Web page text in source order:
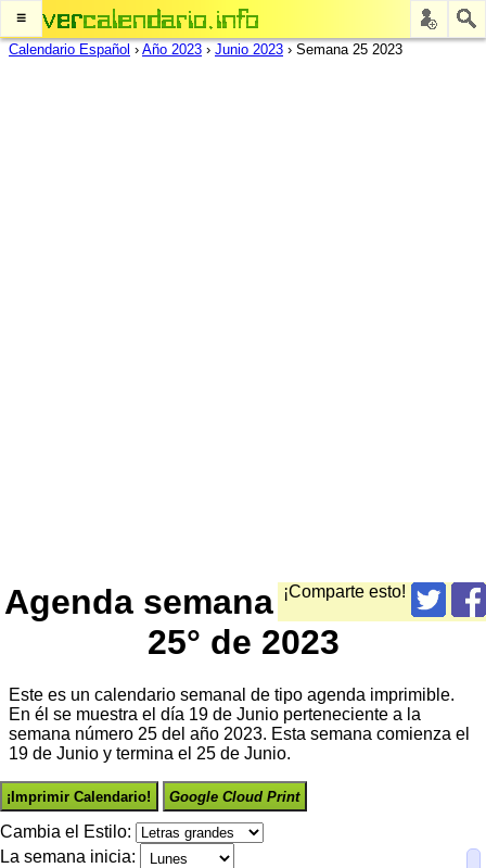
≡
Calendario Español › Año 2023 › Junio 2023 › Semana 25 2023
¡Comparte esto!
Agenda semana
25° de 2023
Este es un calendario semanal de tipo agenda imprimible.
En él se muestra el día 19 de Junio perteneciente a la
semana número 25 del año 2023. Esta semana comienza el
19 de Junio y termina el 25 de Junio.
¡Imprimir Calendario! Google Cloud Print
Cambia el Estilo:
La semana inicia: